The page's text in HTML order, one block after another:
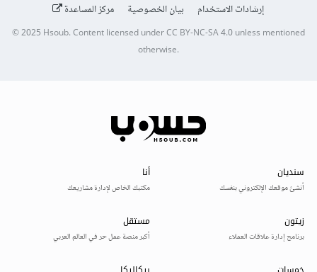
إرشادات الاستخدام
بيان الخصوصية مركز المساعدة
© 2025Hsoub.Content licensed underCC BY-NC-SA 4.0unless mentioned
otherwise.